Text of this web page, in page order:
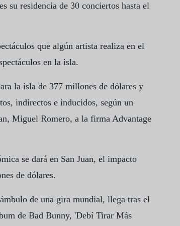
su residencia de 30 conciertos hasta el
que algún artista realiza en el
en la isla.
la isla de 377 millones de dólares y
indirectos e inducidos, según un
Miguel Romero, a la firma Advantage
se dará en San Juan, el impacto
de dólares.
de una gira mundial, llega tras el
de Bad Bunny, 'Debí Tirar Más